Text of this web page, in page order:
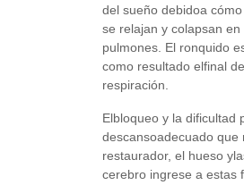
del sueño debidoa
se relajan y colapsan
pulmones. El ronquido
como resultado elfinal
respiración.
Elbloqueo y la dificultad
descansoadecuado
restaurador, el hueso
cerebro ingrese a estas